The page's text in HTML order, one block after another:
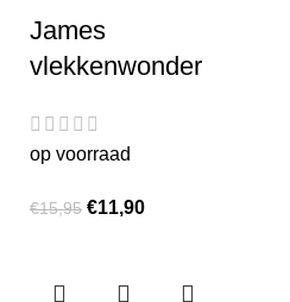
James
vlekkenwonder
op voorraad
€15,95 €11,90